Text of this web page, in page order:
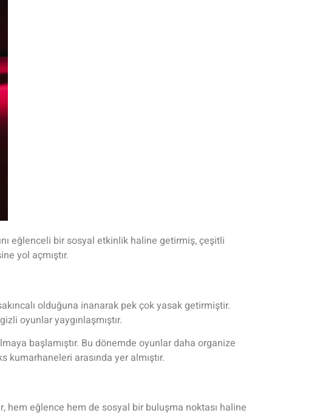
eğlenceli bir sosyal etkinlik haline getirmiş, çeşitli
yol açmıştır.
olduğuna inanarak pek çok yasak getirmiştir.
oyunlar yaygınlaşmıştır.
başlamıştır. Bu dönemde oyunlar daha organize
kumarhaneleri arasında yer almıştır.
hem eğlence hem de sosyal bir buluşma noktası haline